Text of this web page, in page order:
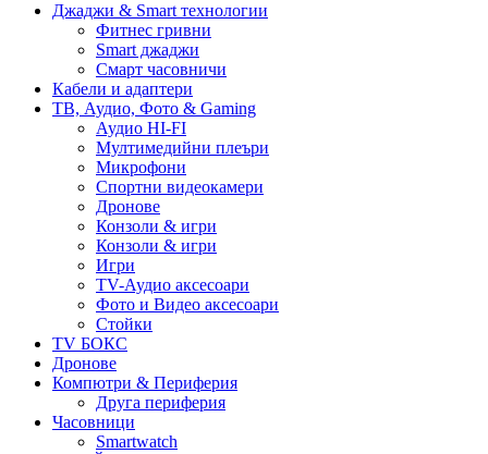
Джаджи & Smart технологии
Фитнес гривни
Smart джаджи
Смарт часовничи
Кабели и адаптери
ТВ, Аудио, Фото & Gaming
Аудио HI-FI
Мултимедийни плеъри
Микрофони
Спортни видеокамери
Дронове
Конзоли & игри
Конзоли & игри
Игри
TV-Аудио аксесоари
Фото и Видео аксесоари
Стойки
TV БОКС
Дронове
Компютри & Периферия
Друга периферия
Часовници
Smartwatch